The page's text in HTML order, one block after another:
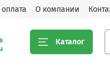
О компании
Каталог